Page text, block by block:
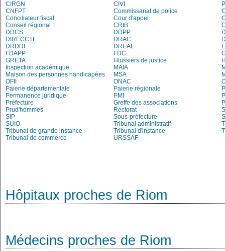
CIRGN
CIVI
CNFPT
Commissariat de police
Conciliateur fiscal
Cour d'appel
Conseil régional
CRIB
DDCS
DDPP
DIRECCTE
DRAC
DRDDI
DREAL
FDAPP
FDC
GRETA
Huissiers de justice
Inspection académique
MAIA
Maison des personnes handicapées
MSA
OFII
ONAC
Paierie départementale
Paierie régionale
Permanence juridique
PMI
Préfecture
Greffe des associations
Prud'hommes
Rectorat
SIP
Sous-préfecture
SUIO
Tribunal administratif
Tribunal de grande instance
Tribunal d'instance
Tribunal de commerce
URSSAF
Hôpitaux proches de Riom
Médecins proches de Riom